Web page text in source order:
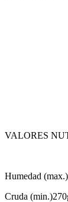
VALORES
Humedad
Cruda